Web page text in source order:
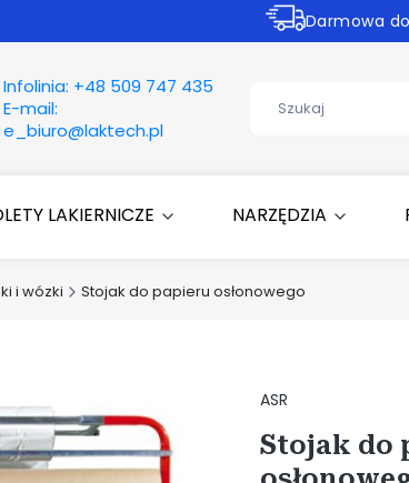
Darmowa
Infolinia: +48 509 747 435
E-mail:
e_biuro@laktech.pl
LAKIERNICZE NARZĘDZIA
i wózki Stojak do papieru osłonowego
ASR
Stojak do